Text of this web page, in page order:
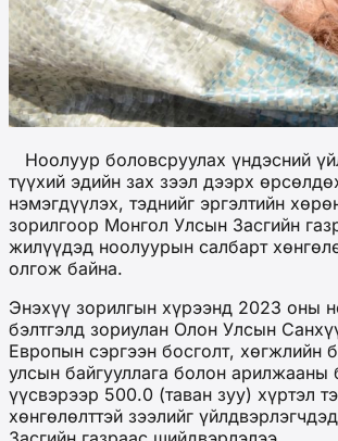
Ноолуур боловсруулах үндэсний
түүхий эдийн зах зээл дээрх
нэмэгдүүлэх, тэднийг эргэлтийн
зорилгоор Монгол Улсын Засгийн
жилүүдэд ноолуурын салбарт
олгож байна.
Энэхүү зорилгын хүрээнд 2023 оны
бэлтгэлд зориулан Олон Улсын
Европын сэргээн босголт, хөгжлийн
улсын байгууллага болон арилжааны
үүсвэрээр 500.0 (таван зуу) хүртэл
хөнгөлөлттэй зээлийг